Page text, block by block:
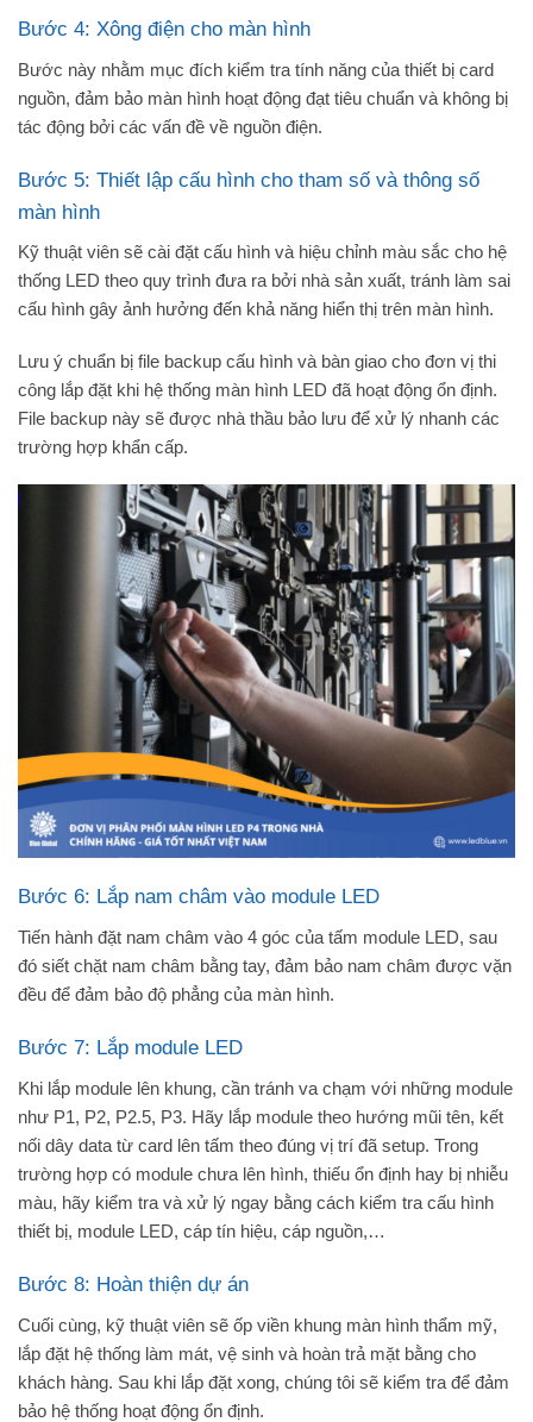
Bước 4: Xông điện cho màn hình
Bước này nhằm mục đích kiểm tra tính năng của thiết bị card
nguồn, đảm bảo màn hình hoạt động đạt tiêu chuẩn và không bị
tác động bởi các vấn đề về nguồn điện.
Bước 5: Thiết lập cấu hình cho tham số và thông số
màn hình
Kỹ thuật viên sẽ cài đặt cấu hình và hiệu chỉnh màu sắc cho hệ
thống LED theo quy trình đưa ra bởi nhà sản xuất, tránh làm sai
cấu hình gây ảnh hưởng đến khả năng hiển thị trên màn hình.
Lưu ý chuẩn bị file backup cấu hình và bàn giao cho đơn vị thi
công lắp đặt khi hệ thống màn hình LED đã hoạt động ổn định.
File backup này sẽ được nhà thầu bảo lưu để xử lý nhanh các
trường hợp khẩn cấp.
Bước 6: Lắp nam châm vào module LED
Tiến hành đặt nam châm vào 4 góc của tấm module LED, sau
đó siết chặt nam châm bằng tay, đảm bảo nam châm được vặn
đều để đảm bảo độ phẳng của màn hình.
Bước 7: Lắp module LED
Khi lắp module lên khung, cần tránh va chạm với những module
như P1, P2, P2.5, P3. Hãy lắp module theo hướng mũi tên, kết
nối dây data từ card lên tấm theo đúng vị trí đã setup. Trong
trường hợp có module chưa lên hình, thiếu ổn định hay bị nhiễu
màu, hãy kiểm tra và xử lý ngay bằng cách kiểm tra cấu hình
thiết bị, module LED, cáp tín hiệu, cáp nguồn,…
Bước 8: Hoàn thiện dự án
Cuối cùng, kỹ thuật viên sẽ ốp viền khung màn hình thẩm mỹ,
lắp đặt hệ thống làm mát, vệ sinh và hoàn trả mặt bằng cho
khách hàng. Sau khi lắp đặt xong, chúng tôi sẽ kiểm tra để đảm
bảo hệ thống hoạt động ổn định.